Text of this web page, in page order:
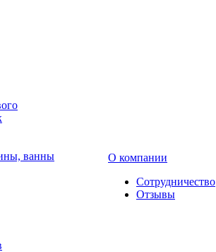
ванны
О компании
Сотрудничество
Отзывы